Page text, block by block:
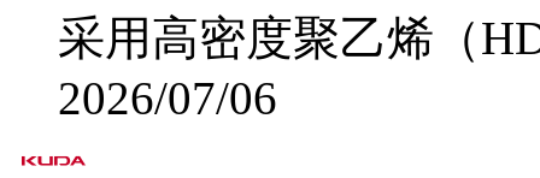
采用高密度聚乙烯（
2026/07/06